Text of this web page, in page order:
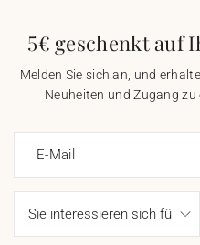
5€ geschenkt auf
Melden Sie sich an, und
Neuheiten und Zugang zu
E-Mail